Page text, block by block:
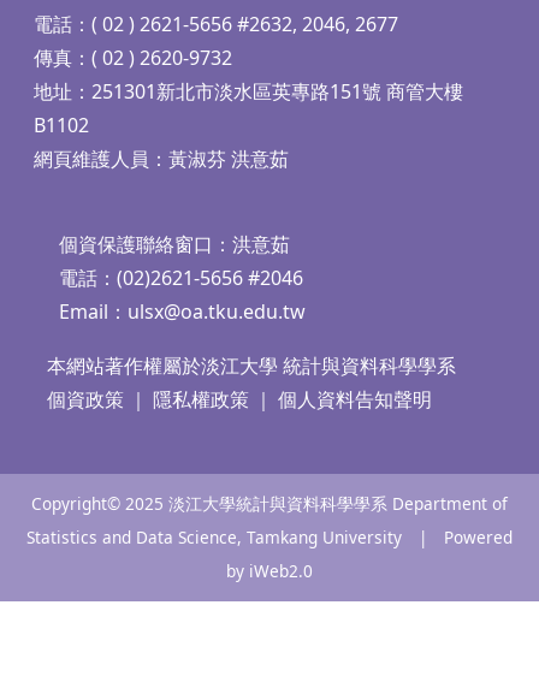
電話：( 02 ) 2621-5656 #2632, 2046, 2677
傳真：( 02 ) 2620-9732
地址：251301新北市淡水區英專路151號 商管大樓
B1102
網頁維護人員：黃淑芬 洪意茹
個資保護聯絡窗口：洪意茹
電話：(02)2621-5656 #2046
Email： ulsx@oa.tku.edu.tw
本網站著作權屬於淡江大學 統計與資料科學學系
個資政策｜ 隱私權政策｜ 個人資料告知聲明
Copyright© 2025 淡江大學統計與資料科學學系 Department of
Statistics and Data Science, Tamkang University | Powered
by iWeb2.0